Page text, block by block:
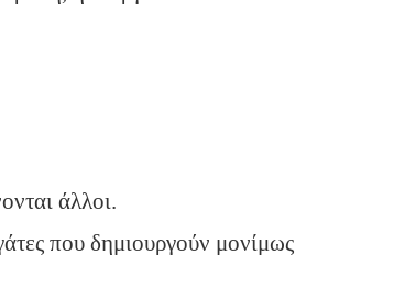
άλλοι.
που δημιουργούν μονίμως